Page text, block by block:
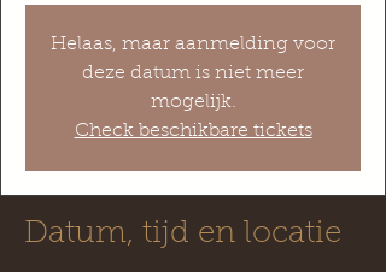
Helaas, maar aanmelding voor
deze datum is niet meer
mogelijk.
Check beschikbare tickets
Datum, tijd en locatie